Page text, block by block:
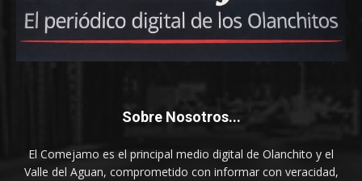
Sobre Nosotros...
El Comejamo es el principal medio digital de Olanchito y el
Valle del Aguan, comprometido con informar con veracidad,